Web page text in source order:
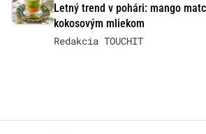
Letný trend v pohári: mango
kokosovým mliekom
Redakcia TOUCHIT